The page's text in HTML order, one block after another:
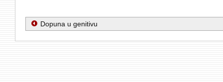
Dopuna u genitivu